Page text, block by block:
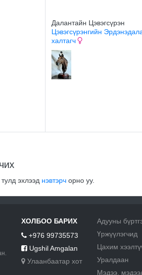
Далантайн Цэвэгсүрэн
Цэвэгсүрэнгийн
халтагч
эхлээд нэвтэрч орно уу.
ХОЛБОО БАРИХ
+976 99735573
Ugshil Amgalan
Улаанбаатар хот
Адууны
Үржүүлэгчид
Цахим
Уралдаан
Мэдээ,